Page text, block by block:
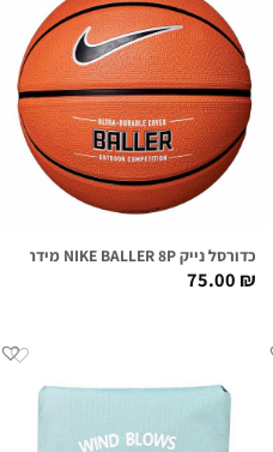
כדורסל נייק NIKE BALLER 8P מידה 07
75.00₪